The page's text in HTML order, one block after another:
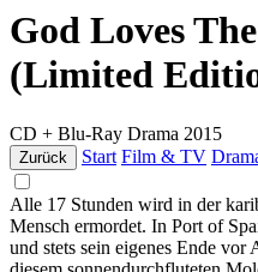
God Loves
(Limited
CD + Blu-Ray Drama 2015
Zurück Start Film & TV
Alle 17 Stunden wird in der
Mensch ermordet. In Port of
und stets sein eigenes Ende